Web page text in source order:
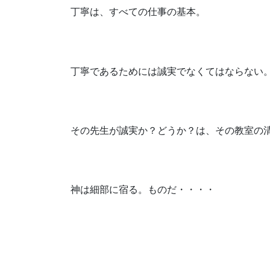
丁寧は、すべての仕事の基本。
丁寧であるためには誠実でなくてはならない。
その先生が誠実か？どうか？は、その教室の
神は細部に宿る。ものだ・・・・